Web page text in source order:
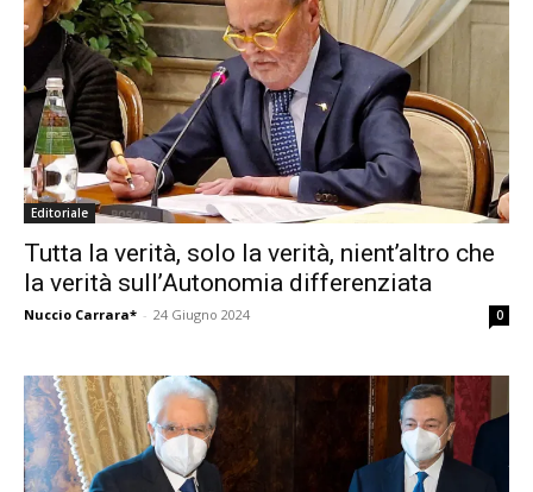
Editoriale
Tutta la verità, solo la verità, nient’altro che
la verità sull’Autonomia differenziata
Nuccio Carrara* - 24 Giugno 2024 0